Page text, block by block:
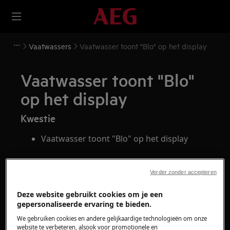
Vaatwassers Vaatwasser toont "Blo" op het display
Vaatwasser toont "Blo"
op het display
Kwestie
Vaatwasser toont "Blo" op het display
Oplossing
Deze website gebruikt cookies om je een
gepersonaliseerde ervaring te bieden.
We gebruiken cookies en andere gelijkaardige technologieën om onze
website te verbeteren, alsook voor promotionele en
Verder zonder accepteren